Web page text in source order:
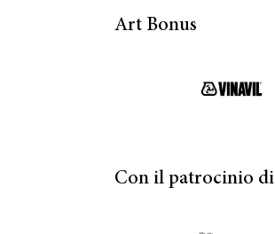
Art Bonus
Con il patrocinio di